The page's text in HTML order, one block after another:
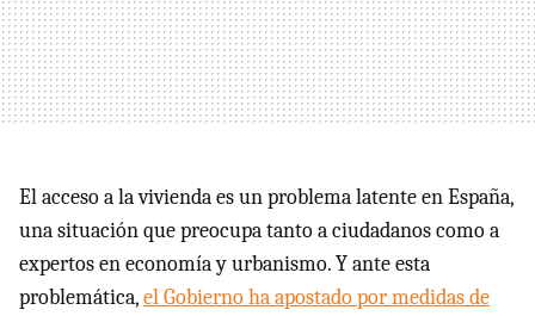
El acceso a la vivienda es un problema latente en España,
una situación que preocupa tanto a ciudadanos como a
expertos en economía y urbanismo. Y ante esta
problemática,el Gobierno ha apostado por medidas de